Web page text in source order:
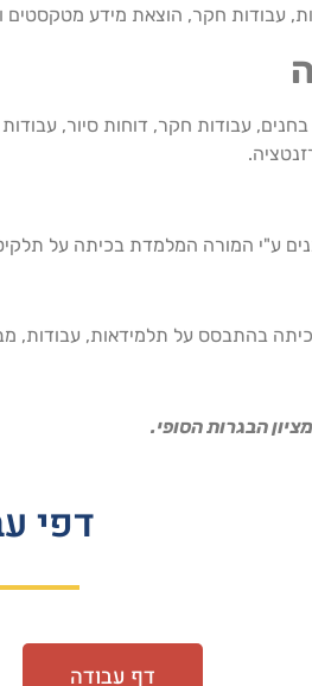
עבודות חקר, הוצאת מידע מטקסטים
עבודות חקר, דוחות סיור,
ע"י המורה המלמדת בכיתה על
דפי
דף עבודה